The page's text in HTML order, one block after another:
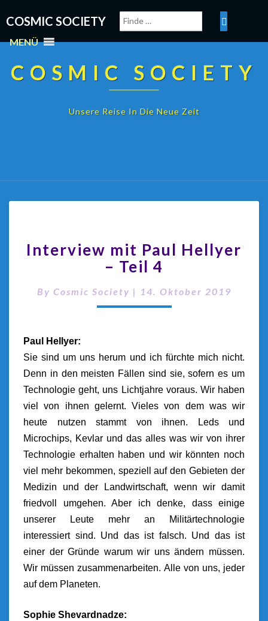
COSMIC SOCIETY
MENÜ
COSMIC SOCIETY
Unsere Reise In Die Neue Zeit
Interview mit Paul Hellyer
– Teil 4
By Cosmic Society | 14. Oktober 2019
Paul Hellyer:
Sie sind um uns herum und ich fürchte mich nicht.
Denn in den meisten Fällen sind sie, sofern es um
Technologie geht, uns Lichtjahre voraus. Wir haben
viel von ihnen gelernt. Vieles von dem was wir
heute nutzen stammt von ihnen. Leds und
Microchips, Kevlar und das alles was wir von ihrer
Technologie erhalten haben und wir könnten noch
viel mehr bekommen, speziell auf den Gebieten der
Medizin und der Landwirtschaft, wenn wir damit
friedvoll umgehen. Aber ich denke, dass einige
unserer Leute mehr an Militärtechnologie
interessiert sind. Und das ist falsch. Und das ist
einer der Gründe warum wir uns ändern müssen.
Wir müssen zusammenarbeiten. Alle von uns, jeder
auf dem Planeten.
Sophie Shevardnadze: